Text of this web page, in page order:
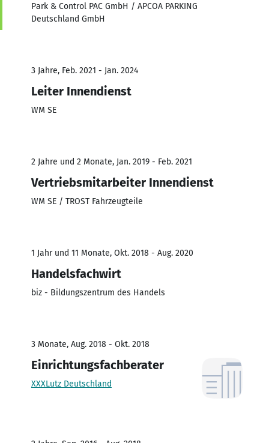
Park & Control PAC GmbH / APCOA PARKING
Deutschland GmbH
3 Jahre, Feb. 2021 - Jan. 2024
Leiter Innendienst
WM SE
2 Jahre und 2 Monate, Jan. 2019 - Feb. 2021
Vertriebsmitarbeiter Innendienst
WM SE / TROST Fahrzeugteile
1 Jahr und 11 Monate, Okt. 2018 - Aug. 2020
Handelsfachwirt
biz - Bildungszentrum des Handels
3 Monate, Aug. 2018 - Okt. 2018
Einrichtungsfachberater
XXXLutz Deutschland